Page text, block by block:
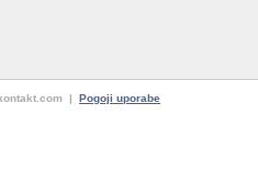
| Pogoji uporabe